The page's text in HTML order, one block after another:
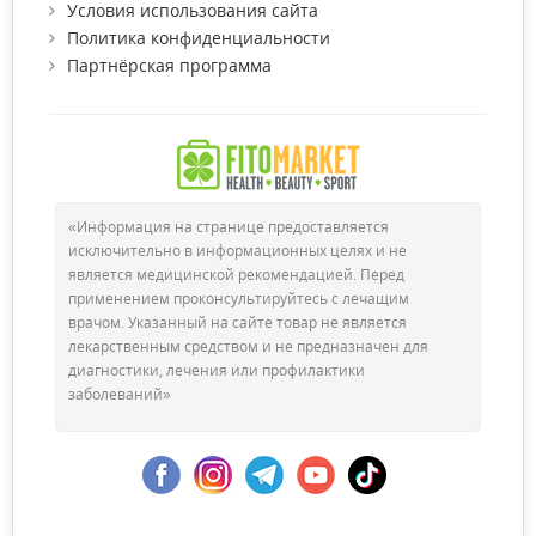
Условия использования сайта
Политика конфиденциальности
Партнёрская программа
«Информация на странице предоставляется
исключительно в информационных целях и не
является медицинской рекомендацией. Перед
применением проконсультируйтесь с лечащим
врачом. Указанный на сайте товар не является
лекарственным средством и не предназначен для
диагностики, лечения или профилактики
заболеваний»